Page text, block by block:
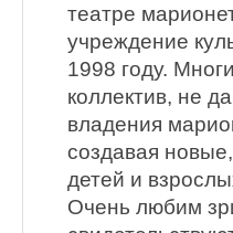
театре
учреждение
1998 году.
коллектив, не
владения
создавая
детей и
Очень любим